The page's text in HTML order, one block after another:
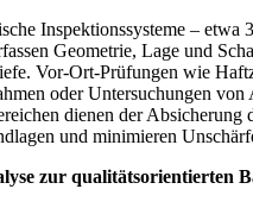
Inspektionssysteme – etwa
Geometrie, Lage und
Vor-Ort-Prüfungen wie
oder Untersuchungen von
dienen der Absicherung
und minimieren
zur qualitätsorientierten